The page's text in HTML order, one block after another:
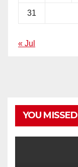
31
« Jul
YOU MISSED